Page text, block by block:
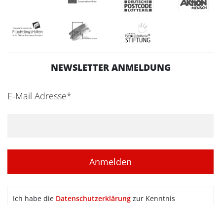
NEWSLETTER ANMELDUNG
E-Mail Adresse*
Ich habe die Datenschutzerklärung zur Kenntnis